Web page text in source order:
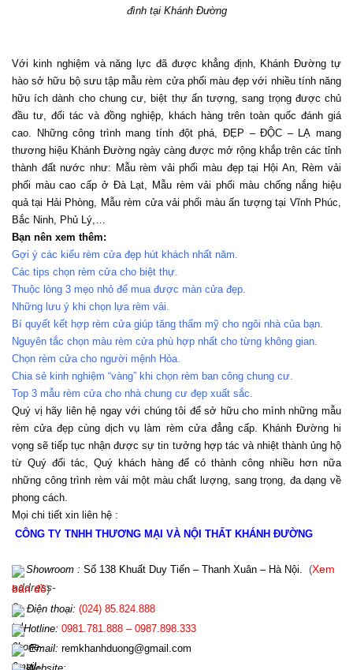
đình tại Khánh Đường
Với kinh nghiệm và năng lực đã được khẳng định, Khánh Đường tự
hào sở hữu bộ sưu tập mẫu rèm cửa phối màu đẹp với nhiều tính năng
hữu ích dành cho chung cư, biệt thự ấn tượng, sang trọng được chủ
đầu tư, đối tác và đồng nghiệp, khách hàng trên toàn quốc đánh giá
cao. Những công trình mang tính đột phá, ĐẸP – ĐỘC – LẠ mang
thương hiệu Khánh Đường ngày càng được mở rộng khắp trên các tỉnh
thành đất nước như: Mẫu rèm vải phối màu đẹp tại Hội An, Rèm vải
phối màu cao cấp ở Đà Lạt, Mẫu rèm vải phối màu chống nắng hiệu
quả tại Hải Phòng, Mẫu rèm cửa vải phối màu ấn tượng tại Vĩnh Phúc,
Bắc Ninh, Phủ Lý,…
Bạn nên xem thêm:
Gợi ý các kiểu rèm cửa đẹp hút khách nhất năm.
Các tips chọn rèm cửa cho biệt thự.
Thuộc lòng 3 mẹo nhỏ để mua được màn cửa đẹp.
Những lưu ý khi chọn lựa rèm vải.
Bí quyết kết hợp rèm cửa giúp tăng thẩm mỹ cho ngôi nhà của bạn.
Nguyên tắc chọn màu rèm cửa phù hợp nhất cho từng không gian.
Chọn rèm cửa cho người mệnh Hỏa.
Chia sẻ kinh nghiệm “vàng” khi chọn rèm ban công chung cư.
Top 3 mẫu rèm cửa cho nhà chung cư đẹp xuất sắc.
Quý vị hãy liên hệ ngay với chúng tôi để sở hữu cho mình những mẫu
rèm cửa đẹp cùng dịch vụ làm rèm cửa đẳng cấp. Khánh Đường hi
vọng sẽ tiếp tục nhận được sự tin tưởng hợp tác và nhiệt thành ủng hộ
từ Quý đối tác, Quý khách hàng để có thành công nhiều hơn nữa
những công trình rèm vải một màu chất lượng, sang trọng, đa dạng về
phong cách.
Mọi chi tiết xin liên hệ :
CÔNG TY TNHH THƯƠNG MẠI VÀ NỘI THẤT KHÁNH ĐƯỜNG
Showroom : Số 138 Khuất Duy Tiến – Thanh Xuân – Hà Nội. (Xem
bản đồ)
Điện thoại: (024) 85.824.888
Hotline: 0981.781.888 – 0987.898.333
Email: remkhanhduong@gmail.com